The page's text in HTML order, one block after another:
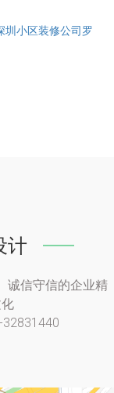
圳小区装修公司罗
计
诚信守信的企业精